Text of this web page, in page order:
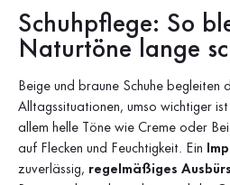
Schuhpflege: So
Naturtöne lange
Beige und braune Schuhe begleiten
Alltagssituationen, umso wichtiger
allem helle Töne wie Creme oder
auf Flecken und Feuchtigkeit. Ein
zuverlässig, regelmäßiges